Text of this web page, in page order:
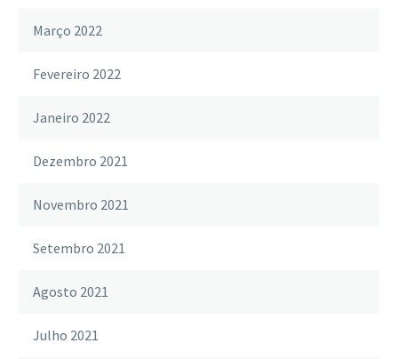
Março 2022
Fevereiro 2022
Janeiro 2022
Dezembro 2021
Novembro 2021
Setembro 2021
Agosto 2021
Julho 2021